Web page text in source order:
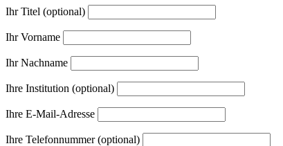
Ihr Titel (optional)
Ihr Vorname
Ihr Nachname
Ihre Institution (optional)
Ihre E-Mail-Adresse
Ihre Telefonnummer (optional)